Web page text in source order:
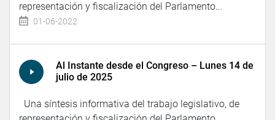
representación y fiscalización del Parlamento...
01-06-2022
Al Instante desde el Congreso – Lunes 14 de
julio de 2025
Una síntesis informativa del trabajo legislativo, de